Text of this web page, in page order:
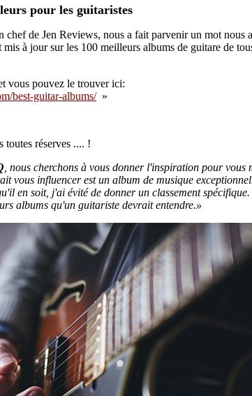
pour les guitaristes
chef de Jen Reviews, nous a fait parvenir un mot nous
à jour sur les 100 meilleurs albums de guitare de
vous pouvez le trouver ici:
best-guitar-albums/»
toutes réserves .... !
, nous cherchons à vous donner l'inspiration pour
vous influencer est un album de musique
en soit, j'ai évité de donner un classement
albums qu'un guitariste devrait entendre.»